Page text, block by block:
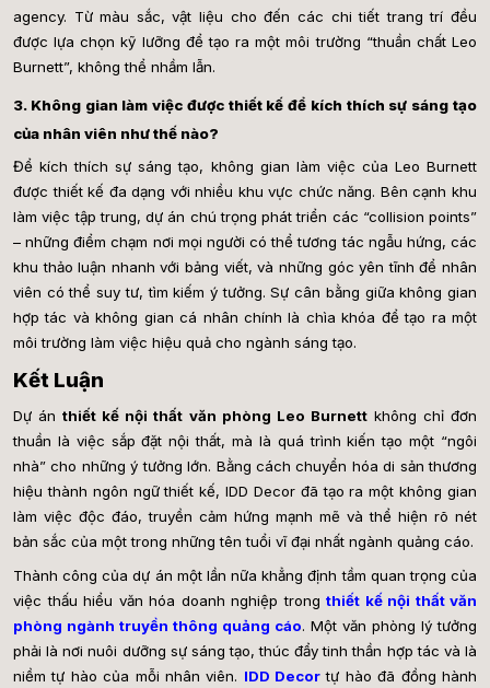
agency. Từ màu sắc, vật liệu cho đến các chi tiết trang trí đều
được lựa chọn kỹ lưỡng để tạo ra một môi trường “thuần chất Leo
Burnett”, không thể nhầm lẫn.
3. Không gian làm việc được thiết kế để kích thích sự sáng tạo
của nhân viên như thế nào?
Để kích thích sự sáng tạo, không gian làm việc của Leo Burnett
được thiết kế đa dạng với nhiều khu vực chức năng. Bên cạnh khu
làm việc tập trung, dự án chú trọng phát triển các “collision points”
– những điểm chạm nơi mọi người có thể tương tác ngẫu hứng, các
khu thảo luận nhanh với bảng viết, và những góc yên tĩnh để nhân
viên có thể suy tư, tìm kiếm ý tưởng. Sự cân bằng giữa không gian
hợp tác và không gian cá nhân chính là chìa khóa để tạo ra một
môi trường làm việc hiệu quả cho ngành sáng tạo.
Kết Luận
Dự ánthiết kế nội thất văn phòng Leo Burnettkhông chỉ đơn
thuần là việc sắp đặt nội thất, mà là quá trình kiến tạo một “ngôi
nhà” cho những ý tưởng lớn. Bằng cách chuyển hóa di sản thương
hiệu thành ngôn ngữ thiết kế, IDD Decor đã tạo ra một không gian
làm việc độc đáo, truyền cảm hứng mạnh mẽ và thể hiện rõ nét
bản sắc của một trong những tên tuổi vĩ đại nhất ngành quảng cáo.
Thành công của dự án một lần nữa khẳng định tầm quan trọng của
việc thấu hiểu văn hóa doanh nghiệp trong thiết kế nội thất văn
phòng ngành truyền thông quảng cáo. Một văn phòng lý tưởng
phải là nơi nuôi dưỡng sự sáng tạo, thúc đẩy tinh thần hợp tác và là
niềm tự hào của mỗi nhân viên. IDD Decor tự hào đã đồng hành